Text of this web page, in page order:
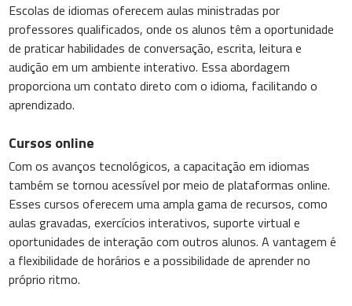
Escolas de idiomas oferecem aulas ministradas por
professores qualificados, onde os alunos têm a oportunidade
de praticar habilidades de conversação, escrita, leitura e
audição em um ambiente interativo. Essa abordagem
proporciona um contato direto com o idioma, facilitando o
aprendizado.
Cursos online
Com os avanços tecnológicos, a capacitação em idiomas
também se tornou acessível por meio de plataformas online.
Esses cursos oferecem uma ampla gama de recursos, como
aulas gravadas, exercícios interativos, suporte virtual e
oportunidades de interação com outros alunos. A vantagem é
a flexibilidade de horários e a possibilidade de aprender no
próprio ritmo.